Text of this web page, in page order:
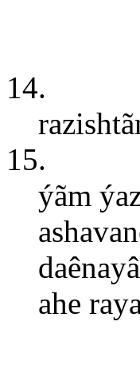
14.
15.
ýãm
ahe